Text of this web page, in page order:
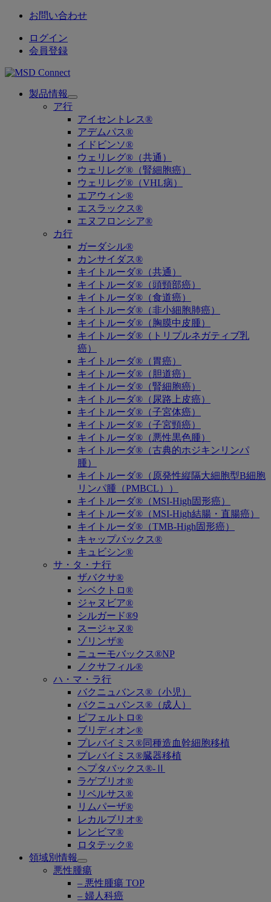
お問い合わせ
ログイン
会員登録
製品情報
Open
submenu
ア行
アイセントレス®
アデムパス®
イドビンソ®
ウェリレグ®（共通）
ウェリレグ®（腎細胞癌）
ウェリレグ®（VHL病）
エアウィン®
エスラックス®
エヌフロンシア®
カ行
ガーダシル®
カンサイダス®
キイトルーダ®（共通）
キイトルーダ®（頭頸部癌）
キイトルーダ®（食道癌）
キイトルーダ®（非小細胞肺癌）
キイトルーダ®（胸膜中皮腫）
キイトルーダ®（トリプルネガティブ乳
癌）
キイトルーダ®（胃癌）
キイトルーダ®（胆道癌）
キイトルーダ®（腎細胞癌）
キイトルーダ®（尿路上皮癌）
キイトルーダ®（子宮体癌）
キイトルーダ®（子宮頸癌）
キイトルーダ®（悪性黒色腫）
キイトルーダ®（古典的ホジキンリンパ
腫）
キイトルーダ®（原発性縦隔大細胞型B細胞
リンパ腫（PMBCL））
キイトルーダ®（MSI-High固形癌）
キイトルーダ®（MSI-High結腸・直腸癌）
キイトルーダ®（TMB-High固形癌）
キャップバックス®
キュビシン®
サ・タ・ナ行
ザバクサ®
シベクトロ®
ジャヌビア®
シルガード®9
スージャヌ®
ゾリンザ®
ニューモバックス®NP
ノクサフィル®
ハ・マ・ラ行
バクニュバンス®（小児）
バクニュバンス®（成人）
ピフェルトロ®
ブリディオン®
プレバイミス®同種造血幹細胞移植
プレバイミス®臓器移植
ヘプタバックス®-Ⅱ
ラゲブリオ®
リベルサス®
リムパーザ®
レカルブリオ®
レンビマ®
ロタテック®
領域別情報
Open
submenu
悪性腫瘍
– 悪性腫瘍 TOP
– 婦人科癌